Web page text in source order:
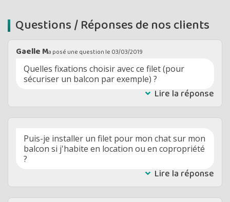
Questions / Réponses de nos clients
Gaelle Ma posé une question le 03/03/2019
Quelles fixations choisir avec ce filet (pour
sécuriser un balcon par exemple) ?
Lire la réponse
Puis-je installer un filet pour mon chat sur mon
balcon si j'habite en location ou en copropriété
?
Lire la réponse